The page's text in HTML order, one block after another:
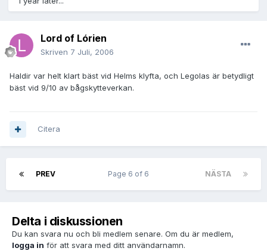
Lord of Lórien
Skriven 7 Juli, 2006
Haldir var helt klart bäst vid Helms klyfta, och Legolas är betydligt
bäst vid 9/10 av bågskytteverkan.
Citera
PREV NÄSTA
Page 6 of 6
Delta i diskussionen
Du kan svara nu och bli medlem senare. Om du är medlem,
logga in för att svara med ditt användarnamn.